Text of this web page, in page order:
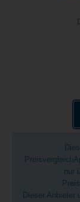
nur
Dieser Anbieter